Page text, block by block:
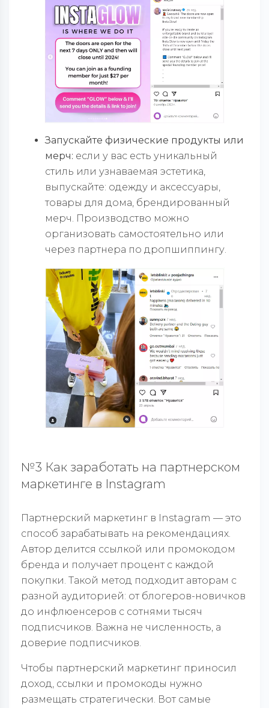
Запускайте физические продукты или
мерч: если у вас есть уникальный
стиль или узнаваемая эстетика,
выпускайте: одежду и аксессуары,
товары для дома, брендированный
мерч. Производство можно
организовать самостоятельно или
через партнера по дропшиппингу.
№3 Как заработать на партнерском
маркетинге в Instagram
Партнерский маркетинг в Instagram — это
способ зарабатывать на рекомендациях.
Автор делится ссылкой или промокодом
бренда и получает процент с каждой
покупки. Такой метод подходит авторам с
разной аудиторией: от блогеров-новичков
до инфлюенсеров с сотнями тысяч
подписчиков. Важна не численность, а
доверие подписчиков.
Чтобы партнерский маркетинг приносил
доход, ссылки и промокоды нужно
размещать стратегически. Вот самые